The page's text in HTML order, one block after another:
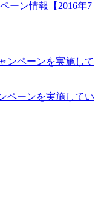
ーン情報【2016年7
ペーンを実施してい